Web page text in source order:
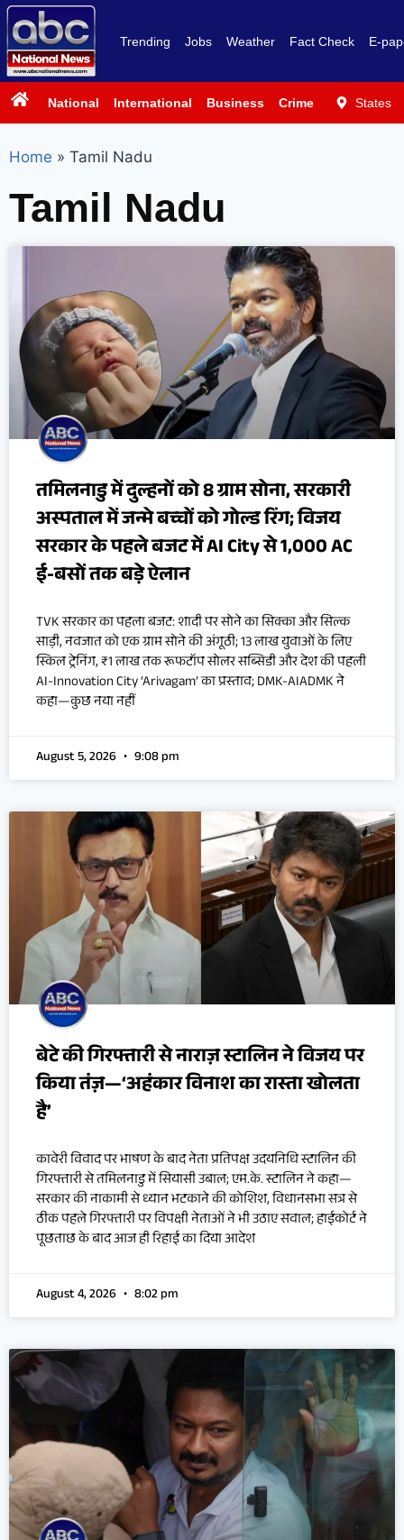
Trending Jobs Weather Fact Check E-
National International Business Crime PoliticsStates
Home » Tamil Nadu
Tamil Nadu
तमिलनाडु में दुल्हनों को 8 ग्राम सोना, सरकारी
अस्पताल में जन्मे बच्चों को गोल्ड रिंग; विजय
सरकार के पहले बजट में AI City से 1,000 AC
ई-बसों तक बड़े ऐलान
TVK सरकार का पहला बजट: शादी पर सोने का सिक्का और सिल्क
साड़ी, नवजात को एक ग्राम सोने की अंगूठी; 13 लाख युवाओं के लिए
स्किल ट्रेनिंग, ₹1 लाख तक रूफटॉप सोलर सब्सिडी और देश की पहली
AI-Innovation City ‘Arivagam’ का प्रस्ताव; DMK-AIADMK ने
कहा—कुछ नया नहीं
August 5, 2026 9:08 pm
बेटे की गिरफ्तारी से नाराज़ स्टालिन ने विजय पर
किया तंज़—‘अहंकार विनाश का रास्ता खोलता
है’
कावेरी विवाद पर भाषण के बाद नेता प्रतिपक्ष उदयनिधि स्टालिन की
गिरफ्तारी से तमिलनाडु में सियासी उबाल; एम.के. स्टालिन ने कहा—
सरकार की नाकामी से ध्यान भटकाने की कोशिश, विधानसभा सत्र से
ठीक पहले गिरफ्तारी पर विपक्षी नेताओं ने भी उठाए सवाल; हाईकोर्ट ने
पूछताछ के बाद आज ही रिहाई का दिया आदेश
August 4, 2026 8:02 pm